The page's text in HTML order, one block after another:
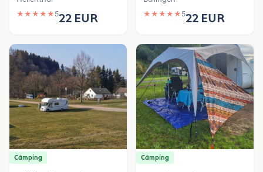
★ ★ ★ ★ ★522 EUR ★ ★ ★ ★ ★522 EUR
Cámping Cámping